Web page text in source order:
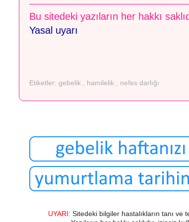
Bu sitedeki yazıların her hakkı
Yasal uyarı
Etiketler: gebelik , hamilelik , nefes darlığı
UYARI: Sitedeki bilgiler hastalıkların tanı ve